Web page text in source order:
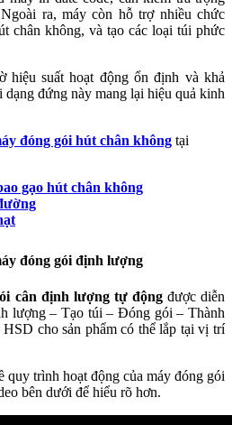
ra, máy còn hỗ trợ nhiều chức
chân không, và tạo các loại túi phức
hiệu suất hoạt động ổn định và khả
đứng này mang lại hiệu quả kinh
đóng gói hút chân không tại
gạo hút chân không
đóng gói định lượng
cân định lượng tự độngđược diễn
lượng – Tạo túi – Đóng gói – Thành
cho sản phẩm có thể lắp tại vị trí
quy trình hoạt động của máy đóng gói
bên dưới để hiểu rõ hơn.